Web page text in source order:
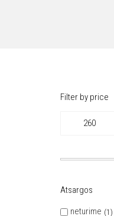
Filter by price
Atsargos
neturime
1